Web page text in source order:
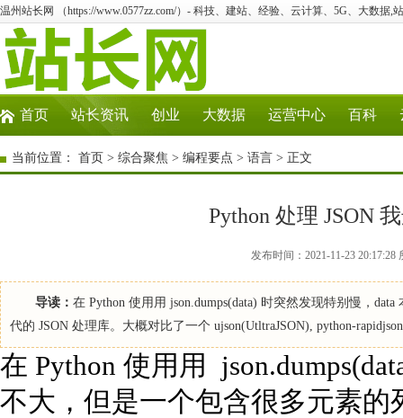
温州站长网 （https://www.0577zz.com/）- 科技、建站、经验、云计算、5G、大数据,
首页 站长资讯 创业 大数据 运营中心 百科
当前位置： 首页 > 综合聚焦 > 编程要点 > 语言 > 正文
Python 处理 JSON
发布时间：2021-11-23
导读： 在 Python 使用用 json.dumps(data) 时突然发现特别慢，
代的 JSON 处理库。大概对比了一个 ujson(UtltraJSON), python-
在 Python 使用用
不大，但是一个包含很多元素